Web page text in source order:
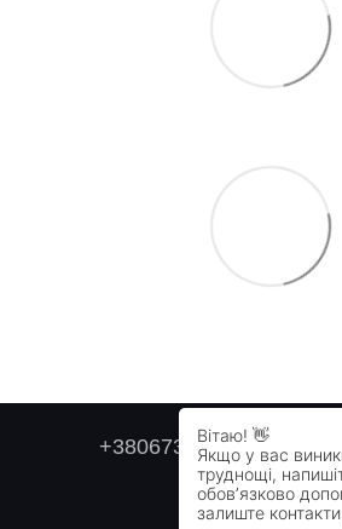
+380673179749
Контактна